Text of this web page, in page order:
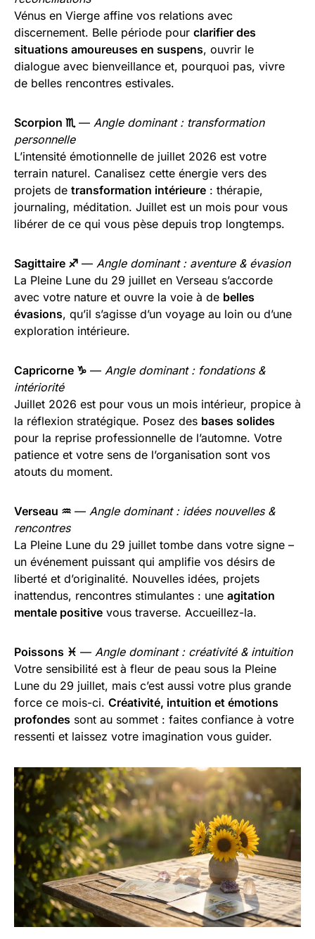
Vénus en Vierge affine vos relations avec
discernement. Belle période pour clarifier des
situations amoureuses en suspens, ouvrir le
dialogue avec bienveillance et, pourquoi pas, vivre
de belles rencontres estivales.
Scorpion ♏ — Angle dominant : transformation
personnelle
L’intensité émotionnelle de juillet 2026 est votre
terrain naturel. Canalisez cette énergie vers des
projets de transformation intérieure : thérapie,
journaling, méditation. Juillet est un mois pour vous
libérer de ce qui vous pèse depuis trop longtemps.
Sagittaire ♐ — Angle dominant : aventure & évasion
La Pleine Lune du 29 juillet en Verseau s’accorde
avec votre nature et ouvre la voie à de belles
évasions, qu’il s’agisse d’un voyage au loin ou d’une
exploration intérieure.
Capricorne ♑ — Angle dominant : fondations &
intériorité
Juillet 2026 est pour vous un mois intérieur, propice à
la réflexion stratégique. Posez des bases solides
pour la reprise professionnelle de l’automne. Votre
patience et votre sens de l’organisation sont vos
atouts du moment.
Verseau ♒ — Angle dominant : idées nouvelles &
rencontres
La Pleine Lune du 29 juillet tombe dans votre signe –
un événement puissant qui amplifie vos désirs de
liberté et d’originalité. Nouvelles idées, projets
inattendus, rencontres stimulantes : une agitation
mentale positive vous traverse. Accueillez-la.
Poissons ♓ — Angle dominant : créativité & intuition
Votre sensibilité est à fleur de peau sous la Pleine
Lune du 29 juillet, mais c’est aussi votre plus grande
force ce mois-ci. Créativité, intuition et émotions
profondes sont au sommet : faites confiance à votre
ressenti et laissez votre imagination vous guider.